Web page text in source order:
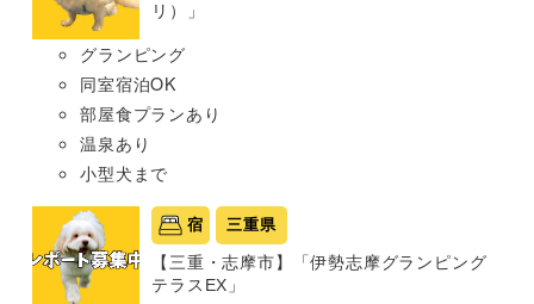
リ）」
グランピング
同室宿泊OK
部屋食プランあり
温泉あり
小型犬まで
宿 三重県
【三重・志摩市】「伊勢志摩グランピング
テラスEX」